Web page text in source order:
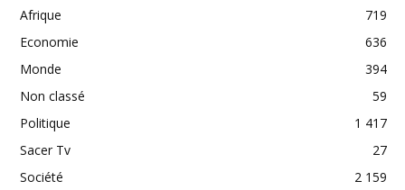
Afrique
719
Economie
636
Monde
394
Non classé
59
Politique
1 417
Sacer Tv
27
Société
2 159